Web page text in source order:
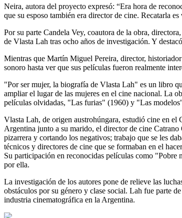
Neira, autora del proyecto expresó: “Era hora de
que su esposo también era director de cine. Recatarla
Por su parte Candela Vey, coautora de la obra,
de Vlasta Lah tras ocho años de investigación. Y
Mientras que Martín Miguel Pereira, director,
sonoro hasta ver que sus películas fueron realmente
"Por ser mujer, la biografía de Vlasta Lah" es un libro
ampliar el lugar de las mujeres en el cine nacional. La
películas olvidadas, "Las furias" (1960) y "Las
Vlasta Lah, de origen austrohúngara, estudió cine en el
Argentina junto a su marido, el director de cine Catrano
pizarrera y cortando los negativos; trabajo que se les
técnicos y directores de cine que se formaban en el
Su participación en reconocidas películas como
por ella.
La investigación de los autores pone de relieve las
obstáculos por su género y clase social. Lah fue parte
industria cinematográfica en la Argentina.